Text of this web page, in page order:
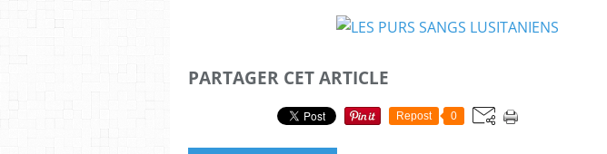
PARTAGER CET ARTICLE
Repost 0